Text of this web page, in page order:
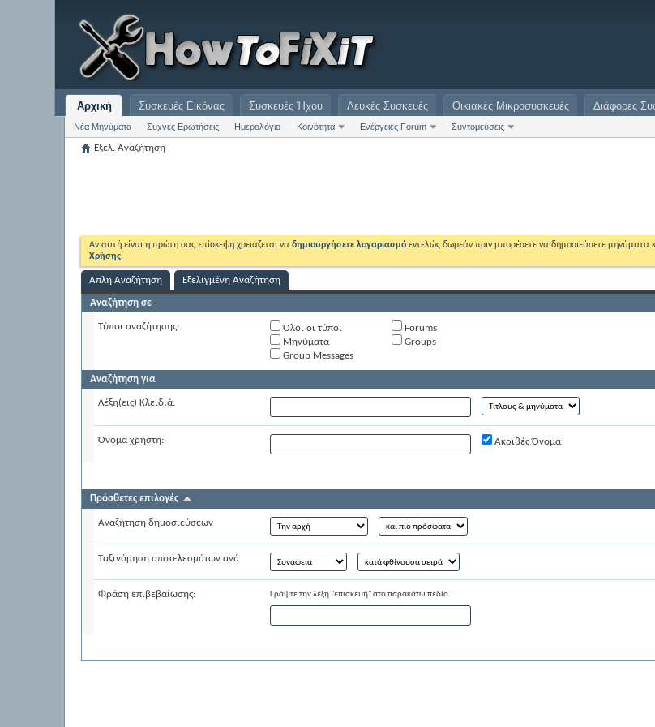
Αρχική
Νέα Μηνύματα Συχνές Ερωτήσεις Ημερολόγιο Κοινότητα Ενέργειες Forum Συντομεύσεις
Συσκευές Εικόνας Συσκευές Ήχου Λευκές Συσκευές Οικιακές Μικροσυσκευές Διάφορες
Εξελ. Αναζήτηση
Αν αυτή είναι η πρώτη σας επίσκεψη χρειάζεται ναδημιουργήσετε λογαριασμό εντελώς δωρεάν πριν μπορέσετε να δημοσιεύσετε
Χρήσης.
Απλή Αναζήτηση Εξελιγμένη Αναζήτηση
Αναζήτηση σε
Τύποι αναζήτησης: Όλοι οι τύποι
Forums
Μηνύματα
Groups
Group Messages
Αναζήτηση για
Λέξη(εις) Κλειδιά:
Όνομα χρήστη: Ακριβές Όνομα
Πρόσθετες επιλογές
Αναζήτηση δημοσιεύσεων
Ταξινόμηση αποτελεσμάτων ανά
Φράση επιβεβαίωσης: Γράψτε την λέξη "επισκευή" στο παρακάτω πεδίο.